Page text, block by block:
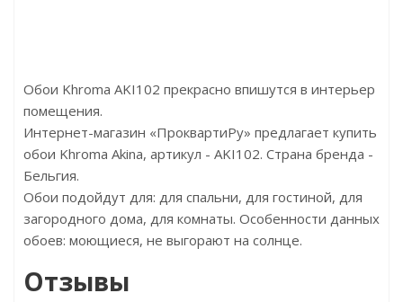
Обои Khroma AKI102 прекрасно впишутся в интерьер
помещения.
Интернет-магазин «ПроквартиРу» предлагает купить
обои Khroma Akina, артикул - AKI102. Страна бренда -
Бельгия.
Обои подойдут для: для спальни, для гостиной, для
загородного дома, для комнаты. Особенности данных
обоев: моющиеся, не выгорают на солнце.
Отзывы